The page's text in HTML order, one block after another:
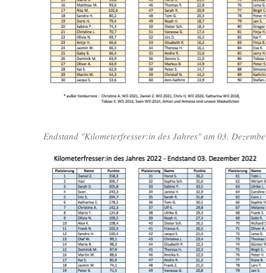
Endstand "Kilometerfresser:in des Jahres" am 03.